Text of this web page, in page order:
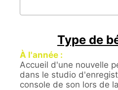
Type de
À l'année :
Accueil d'une nouvelle
dans le studio
console de son lors de